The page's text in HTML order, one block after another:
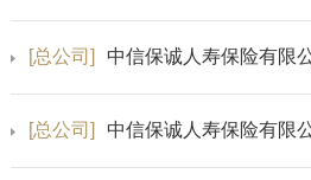
[总公司] 中信保诚人寿保险有限公司江门中心支公司保险
[总公司] 中信保诚人寿保险有限公司北京分公司通州营销服务部《保